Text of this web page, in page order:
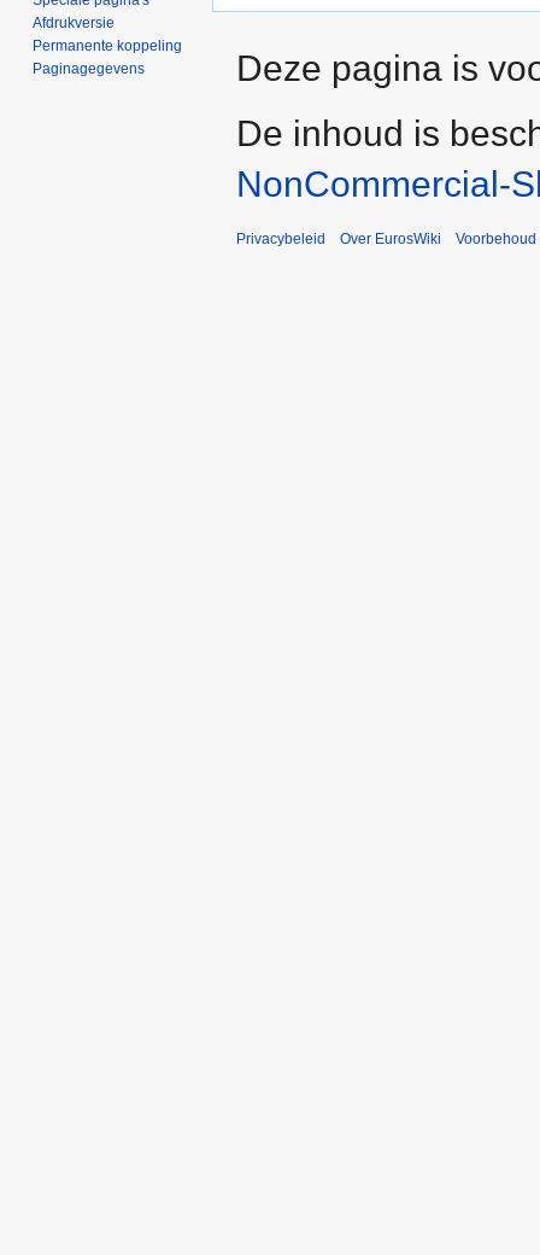
Afdrukversie
Permanente koppeling
Paginagegevens
Deze pagina is
De inhoud is
NonCommercial-
Privacybeleid Over EurosWiki Voorbehoud